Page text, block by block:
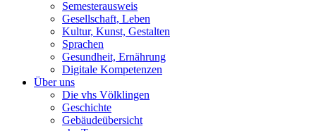
Semesterausweis
Gesellschaft, Leben
Kultur, Kunst, Gestalten
Sprachen
Gesundheit, Ernährung
Digitale Kompetenzen
Über uns
Die vhs Völklingen
Geschichte
Gebäudeübersicht